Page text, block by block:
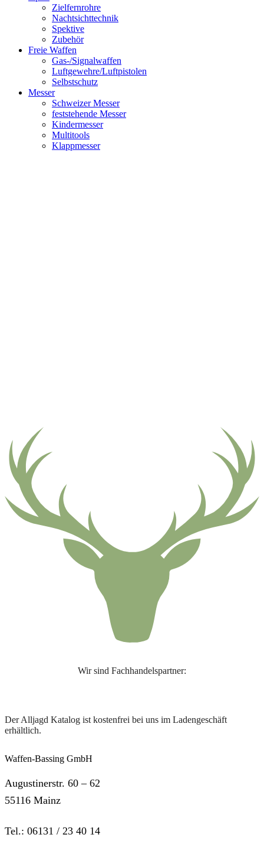
Zielfernrohre
Nachtsichttechnik
Spektive
Zubehör
Freie Waffen
Gas-/Signalwaffen
Luftgewehre/Luftpistolen
Selbstschutz
Messer
Schweizer Messer
feststehende Messer
Kindermesser
Multitools
Klappmesser
Wir sind Fachhandelspartner:
Der Alljagd Katalog ist kostenfrei bei uns im Ladengeschäft
erhältlich.
Waffen-Bassing GmbH
Augustinerstr. 60 – 62
55116 Mainz
Tel.: 06131 / 23 40 14